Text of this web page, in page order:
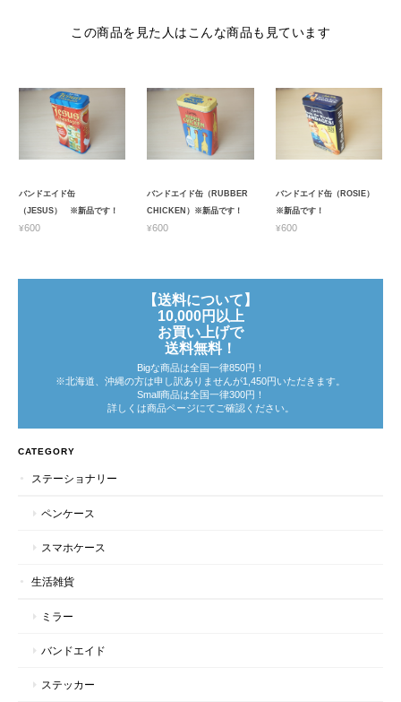
この商品を見た人はこんな商品も見ています
バンドエイド缶
（JESUS） ※新品です！
¥600
バンドエイド缶（RUBBER
CHICKEN）※新品です！
¥600
バンドエイド缶（ROSIE）
※新品です！
¥600
【送料について】
10,000円以上
お買い上げで
送料無料！
Bigな商品は全国一律850円！
※北海道、沖縄の方は申し訳ありませんが1,450円いただきます。
Small商品は全国一律300円！
詳しくは商品ページにてご確認ください。
CATEGORY
ステーショナリー
ペンケース
スマホケース
生活雑貨
ミラー
バンドエイド
ステッカー